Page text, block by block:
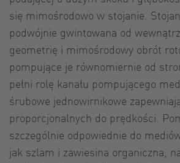
się mimośrodowo w stojanie.
podwójnie gwintowana od
geometrię i mimośrodowy obrót
pompujące je równomiernie od
pełni rolę kanału pompującego
śrubowe jednowirnikowe
proporcjonalnych do prędkości.
szczególnie odpowiednie do
jak szlam i zawiesina organiczna,